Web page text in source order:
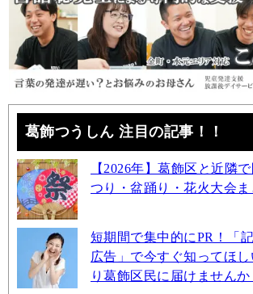
葛飾つうしん 注目の記事！！
【2026年】葛飾区と近隣
つり・盆踊り・花火大会ま
短期間で集中的にPR！「
広告」で今すぐ知ってほ
り葛飾区民に届けませんか